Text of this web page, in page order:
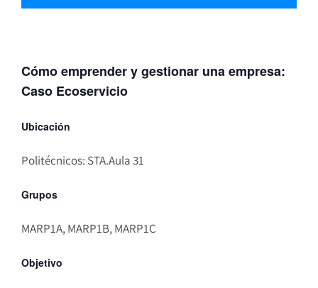
Cómo emprender y gestionar una empresa:
Caso Ecoservicio
Ubicación
Politécnicos: STA.Aula 31
Grupos
MARP1A, MARP1B, MARP1C
Objetivo